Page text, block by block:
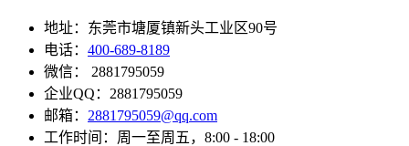
地址：东莞市塘厦镇新头工业区90号
电话： 400-689-8189
微信： 2881795059
企业QQ：2881795059
邮箱： 2881795059@qq.com
工作时间：周一至周五，8:00 - 18:00